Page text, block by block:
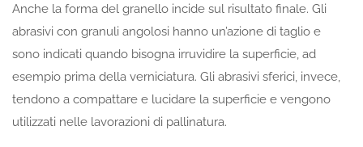
Anche la forma del granello incide sul risultato finale. Gli
abrasivi con granuli angolosi hanno un’azione di taglio e
sono indicati quando bisogna irruvidire la superficie, ad
esempio prima della verniciatura. Gli abrasivi sferici, invece,
tendono a compattare e lucidare la superficie e vengono
utilizzati nelle lavorazioni di pallinatura.